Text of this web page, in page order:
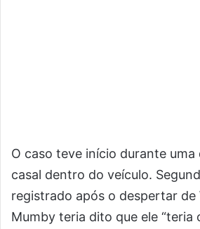
O caso teve início durante uma
casal dentro do veículo.
registrado após o despertar de
Mumby teria dito que ele “teria